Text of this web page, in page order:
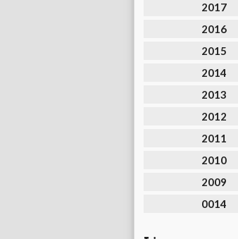
2017
2016
2015
2014
2013
2012
2011
2010
2009
0014